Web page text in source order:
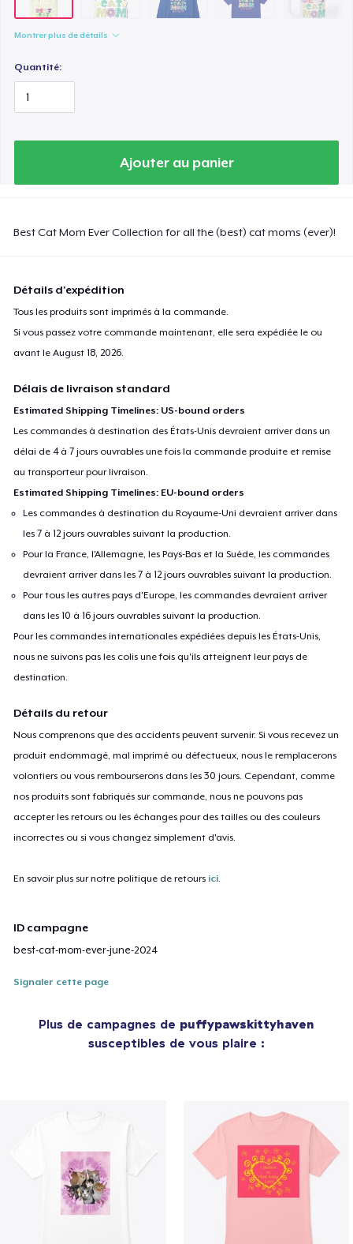
Montrer plus de détails
Quantité:
Ajouter au panier
Best Cat Mom Ever Collection for all the (best) cat moms (ever)!
Détails d'expédition
Tous les produits sont imprimés à la commande.
Si vous passez votre commande maintenant, elle sera expédiée le ou
avant leAugust 18, 2026
Délais de livraison standard
Estimated Shipping Timelines: US-bound orders
Les commandes à destination des États-Unis devraient arriver dans un
délai de 4 à 7 jours ouvrables une fois la commande produite et remise
au transporteur pour livraison.
Estimated Shipping Timelines: EU-bound orders
Les commandes à destination du Royaume-Uni devraient arriver dans
les 7 à 12 jours ouvrables suivant la production.
Pour la France, l'Allemagne, les Pays-Bas et la Suède, les commandes
devraient arriver dans les 7 à 12 jours ouvrables suivant la production.
Pour tous les autres pays d'Europe, les commandes devraient arriver
dans les 10 à 16 jours ouvrables suivant la production.
Pour les commandes internationales expédiées depuis les États-Unis,
nous ne suivons pas les colis une fois qu'ils atteignent leur pays de
destination.
Détails du retour
Nous comprenons que des accidents peuvent survenir. Si vous recevez un
produit endommagé, mal imprimé ou défectueux, nous le remplacerons
volontiers ou vous rembourserons dans les 30 jours. Cependant, comme
nos produits sont fabriqués sur commande, nous ne pouvons pas
accepter les retours ou les échanges pour des tailles ou des couleurs
incorrectes ou si vous changez simplement d'avis.
En savoir plus sur notre politique de retours ici
ID campagne
best-cat-mom-ever-june-2024
Signaler cette page
Plus de campagnes de puffypawskittyhaven
susceptibles de vous plaire :